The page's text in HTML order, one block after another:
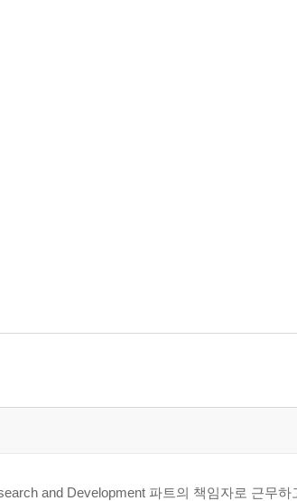
and Development 파트의 책임자로 근무하